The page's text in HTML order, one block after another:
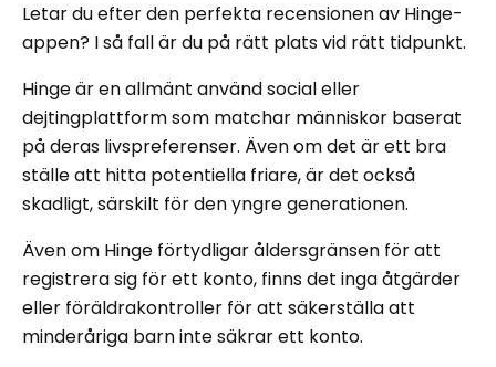
Letar du efter den perfekta recensionen av Hinge-
appen? I så fall är du på rätt plats vid rätt tidpunkt.
Hinge är en allmänt använd social eller
dejtingplattform som matchar människor baserat
på deras livspreferenser. Även om det är ett bra
ställe att hitta potentiella friare, är det också
skadligt, särskilt för den yngre generationen.
Även om Hinge förtydligar åldersgränsen för att
registrera sig för ett konto, finns det inga åtgärder
eller föräldrakontroller för att säkerställa att
minderåriga barn inte säkrar ett konto.